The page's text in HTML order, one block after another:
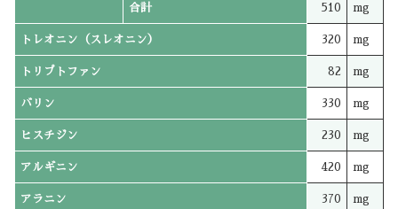
合計 510 mg
トレオニン（スレオニン） 320 mg
トリプトファン 82 mg
バリン 330 mg
ヒスチジン 230 mg
アルギニン 420 mg
アラニン 370 mg